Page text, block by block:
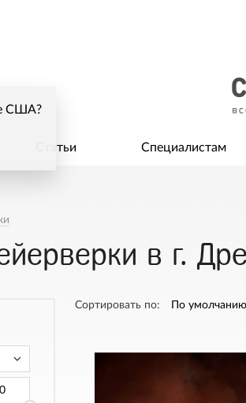
США?
Статьи Специалистам
в г.
Сортировать по: По умолчанию